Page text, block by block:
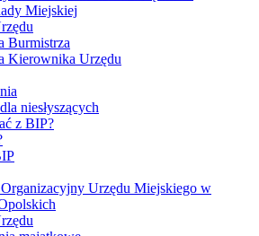
Miejskiej
Burmistrza
Kierownika Urzędu
niesłyszących
z BIP?
Urzędu Miejskiego w